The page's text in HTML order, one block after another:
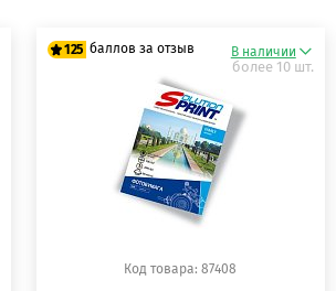
125 баллов за отзыв
125 баллов
125 баллов
В наличии
более 10 шт.
Код товара: 87408